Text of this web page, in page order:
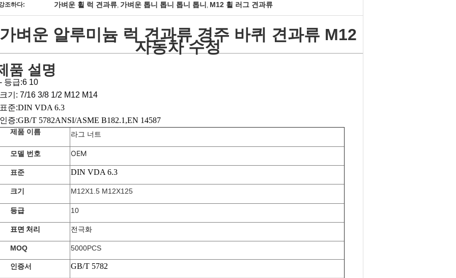
조하다: 가벼운 휠 럭 견과류, 가벼운 톱니 톱니 톱니 톱니 , M12 휠 러그 견과류
벼운 알루미늄 럭 견과류 경주 바퀴 견과류 M12
자동차 수정
품 설명
등급:6 10
기: 7/16 3/8 1/2 M12 M14
준:DIN VDA 6.3
증:GB/T 5782ANSI/ASME B182.1,EN 14587
제품 이름 라그 너트
모델 번호 OEM
표준 DIN VDA 6.3
크기 M12X1.5 M12X125
등급 10
표면 처리 전극화
MOQ 5000PCS
인증서 GB/T 5782